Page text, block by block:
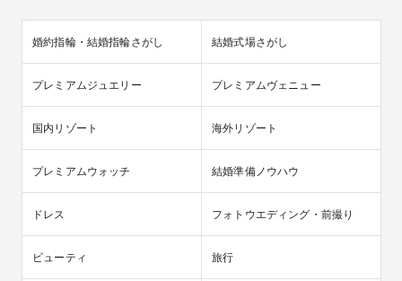
婚約指輪・結婚指輪さがし 結婚式場さがし
プレミアムジュエリー プレミアムヴェニュー
国内リゾート 海外リゾート
プレミアムウォッチ 結婚準備ノウハウ
ドレス フォトウエディング・前撮り
ビューティ 旅行